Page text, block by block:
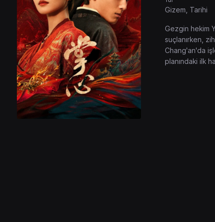
Gizem, Tarihi
Gezgin hekim
suçlanırken,
Chang'an'da
planındaki ilk